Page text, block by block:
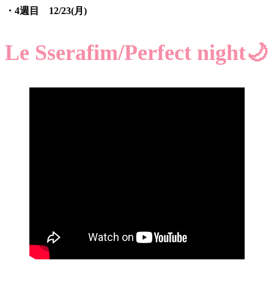
・4週目 12/23(月)
Le Sserafim/Perfect night🌙